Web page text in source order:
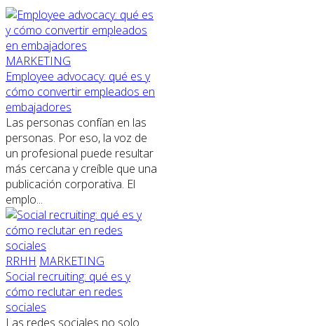
MARKETING
Employee advocacy: qué es y
cómo convertir empleados en
embajadores
Las personas confían en las
personas. Por eso, la voz de
un profesional puede resultar
más cercana y creíble que una
publicación corporativa. El
emplo...
RRHH MARKETING
Social recruiting: qué es y
cómo reclutar en redes
sociales
Las redes sociales no solo